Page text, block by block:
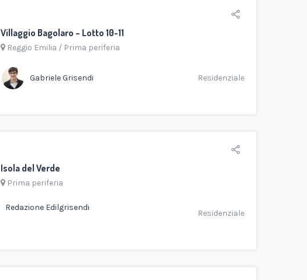
Villaggio Bagolaro – Lotto 10-11
Reggio Emilia / Prima periferia
Gabriele Grisendi Residenziale
Isola del Verde
Prima periferia
Redazione Edilgrisendi
Residenziale